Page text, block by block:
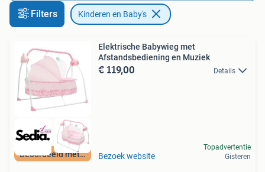
Filters Kinderen en Baby's
Beoordeeld met 9+
Elektrische Babywieg met
Afstandsbediening en Muziek
€ 119,00 Details
Bezoek website
Topadvertentie
Gisteren